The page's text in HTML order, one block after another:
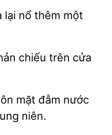
lại
thêm một
trên cửa
mặt đẫm
niên.